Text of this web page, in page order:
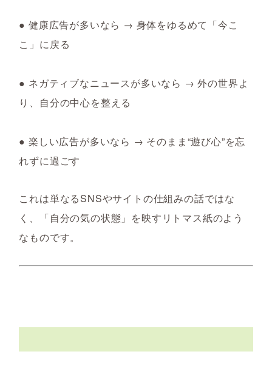
● 健康広告が多いなら → 身体をゆるめて「今こ
こ」に戻る
● ネガティブなニュースが多いなら → 外の世界よ
り、自分の中心を整える
● 楽しい広告が多いなら → そのまま“遊び心”を忘
れずに過ごす
これは単なるSNSやサイトの仕組みの話ではな
く、
「自分の気の状態」を映すリトマス紙のよう
なものです。